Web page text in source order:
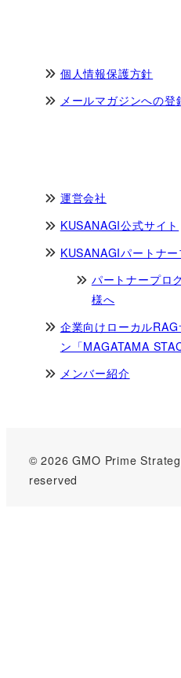
個人情報保護方針
メールマガジンへの登
運営会社
KUSANAGI公式サイト
KUSANAGIパートナ
パートナープロ
様へ
企業向けローカル
ン「MAGATAMA
メンバー紹介
© 2026 GMO Prime
reserved